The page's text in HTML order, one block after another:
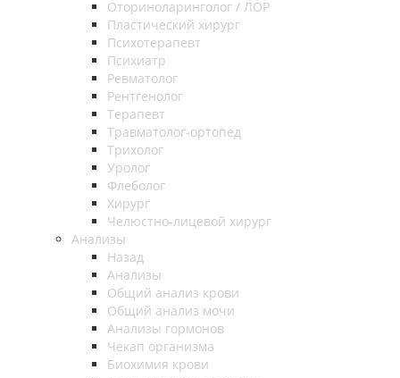
Оториноларинголог / ЛОР
Пластический хирург
Психотерапевт
Психиатр
Ревматолог
Рентгенолог
Терапевт
Травматолог-ортопед
Трихолог
Уролог
Флеболог
Хирург
Челюстно-лицевой хирург
Анализы
Назад
Анализы
Общий анализ крови
Общий анализ мочи
Анализы гормонов
Чекап организма
Биохимия крови